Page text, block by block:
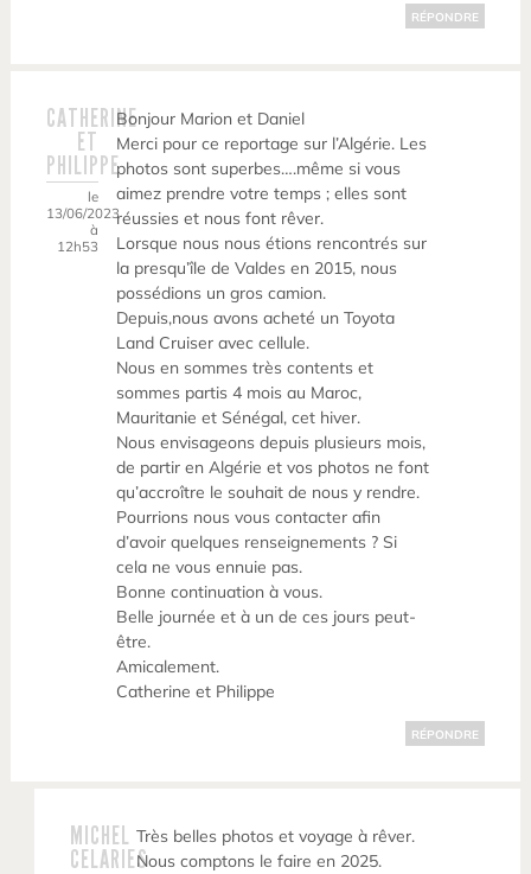
RÉPONDRE
CATHERINE
ET
PHILIPPE
le
13/06/2023
à
12h53
Bonjour Marion et Daniel
Merci pour ce reportage sur l’Algérie. Les
photos sont superbes….même si vous
aimez prendre votre temps ; elles sont
réussies et nous font rêver.
Lorsque nous nous étions rencontrés sur
la presqu’île de Valdes en 2015, nous
possédions un gros camion.
Depuis,nous avons acheté un Toyota
Land Cruiser avec cellule.
Nous en sommes très contents et
sommes partis 4 mois au Maroc,
Mauritanie et Sénégal, cet hiver.
Nous envisageons depuis plusieurs mois,
de partir en Algérie et vos photos ne font
qu’accroître le souhait de nous y rendre.
Pourrions nous vous contacter afin
d’avoir quelques renseignements ? Si
cela ne vous ennuie pas.
Bonne continuation à vous.
Belle journée et à un de ces jours peut-
être.
Amicalement.
Catherine et Philippe
RÉPONDRE
MICHEL
CELARIES
Très belles photos et voyage à rêver.
Nous comptons le faire en 2025.